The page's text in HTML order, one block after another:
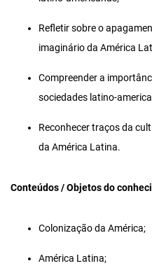
Refletir sobre o
imaginário da América
Compreender a
sociedades latino-
Reconhecer traços da
da América Latina.
Conteúdos / Objetos do
Colonização da América;
América Latina;